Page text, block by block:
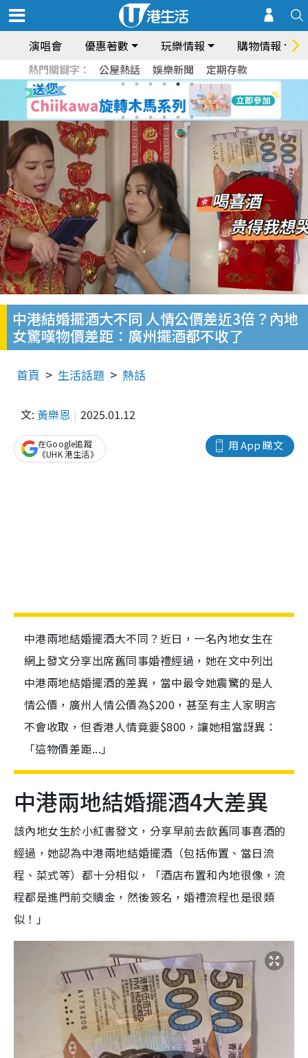
演唱會 優惠著數 玩樂情報 購物情報
熱門關鍵字： 公屋熱話 娛樂新聞 定期存款
中港結婚擺酒大不同 人情公價差近3倍？內地
女驚嘆物價差距：廣州擺酒都不收了
首頁 生活話題 熱話
文: 黃樂恩 2025.01.12
用 App 睇文
在Google追蹤
《UHK 港生活》
中港兩地結婚擺酒大不同？近日，一名內地女生在
網上發文分享出席舊同事婚禮經過，她在文中列出
中港兩地結婚擺酒的差異，當中最令她震驚的是人
情公價，廣州人情公價為$200，甚至有主人家明言
不會收取，但香港人情竟要$800，讓她相當訝異：
「這物價差距...」
中港兩地結婚擺酒4大差異
該內地女生於小紅書發文，分享早前去飲舊同事喜酒的
經過，她認為中港兩地結婚擺酒（包括佈置、當日流
程、菜式等）都十分相似，「酒店布置和內地很像，流
程都是進門前交贖金，然後簽名，婚禮流程也是很類
似！」